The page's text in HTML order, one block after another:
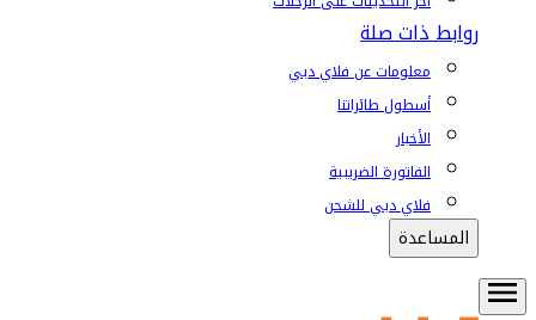
روابط ذات صلة
معلومات عن فلاي دبي
أسطول طائراتنا
الأخبار
الفاتورة الضريبية
فلاي دبي للشحن
المساعدة